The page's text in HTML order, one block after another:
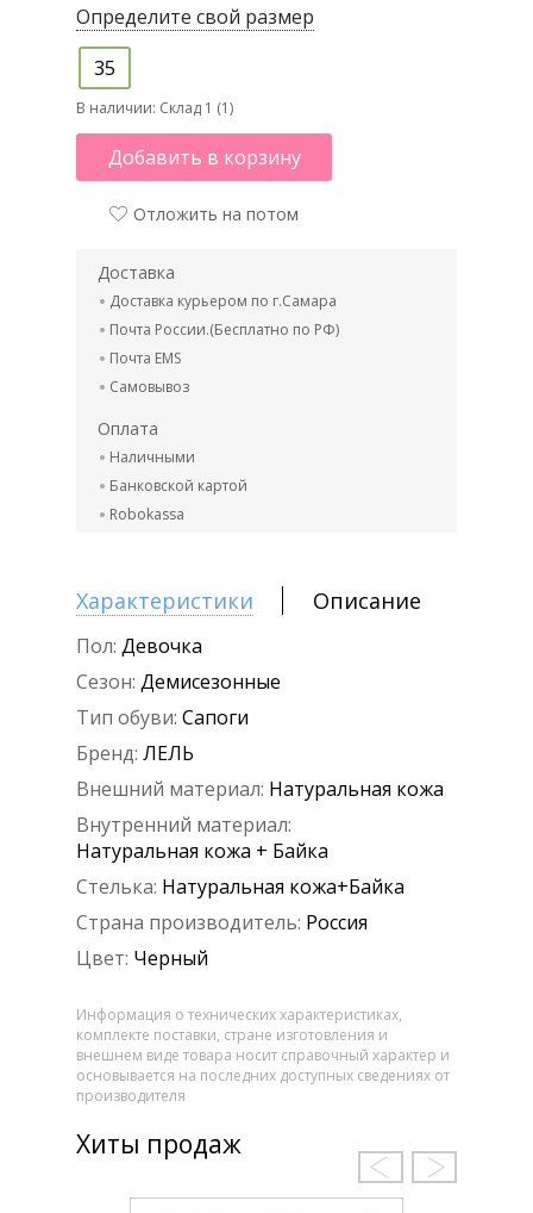
Определите свой размер
35
В наличии: Склад 1 (1)
Добавить в корзину
Отложить на потом
Доставка
Доставка курьером по г.Самара
Почта России.(Бесплатно по РФ)
Почта EMS
Самовывоз
Оплата
Наличными
Банковской картой
Robokassa
Характеристики Описание
Пол: Девочка
Сезон: Демисезонные
Тип обуви: Сапоги
Бренд: ЛЕЛЬ
Внешний материал: Натуральная кожа
Внутренний материал:
Натуральная кожа + Байка
Стелька: Натуральная кожа+Байка
Страна производитель: Россия
Цвет: Черный
Информация о технических характеристиках,
комплекте поставки, стране изготовления и
внешнем виде товара носит справочный характер и
основывается на последних доступных сведениях от
производителя
Хиты продаж